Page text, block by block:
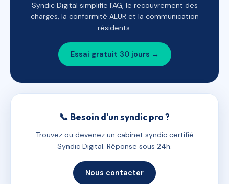
Syndic Digital simplifie l'AG, le recouvrement des
charges, la conformité ALUR et la communication
résidents.
Essai gratuit 30 jours →
📞 Besoin d'un syndic pro ?
Trouvez ou devenez un cabinet syndic certifié
Syndic Digital. Réponse sous 24h.
Nous contacter